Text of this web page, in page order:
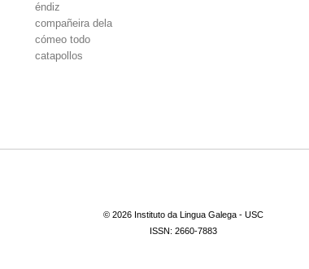
éndiz
compañeira dela
cómeo todo
catapollos
© 2026 Instituto da Lingua Galega - USC
ISSN: 2660-7883